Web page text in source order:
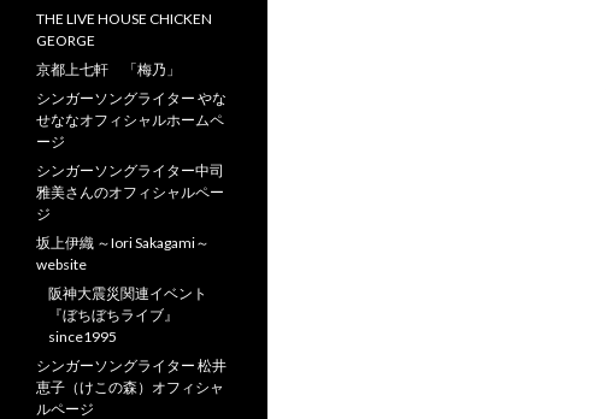
THE LIVE HOUSE CHICKEN
GEORGE
京都上七軒 「梅乃」
シンガーソングライター やな
せななオフィシャルホームペ
ージ
シンガーソングライター中司
雅美さんのオフィシャルペー
ジ
坂上伊織 ～Iori Sakagami～
website
阪神大震災関連イベント
『ぼちぼちライブ』
since1995
シンガーソングライター 松井
恵子（けこの森）オフィシャ
ルページ